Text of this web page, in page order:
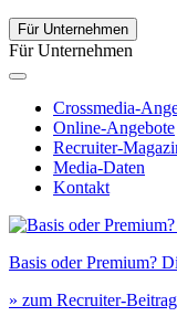
Für Unternehmen
Für Unternehmen
Crossmedia-
Online-Angebote
Recruiter-
Media-Daten
Kontakt
Basis oder Premium?
» zum Recruiter-Beitrag